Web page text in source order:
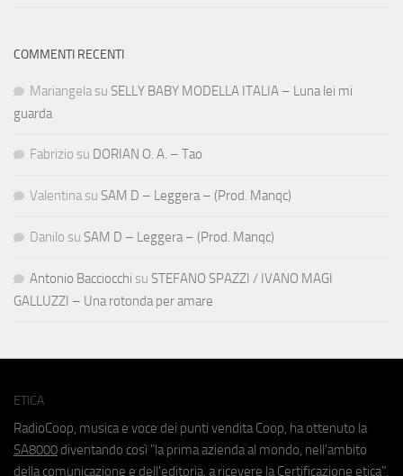
COMMENTI RECENTI
Mariangela su SELLY BABY MODELLA ITALIA – Luna lei mi
guarda
Fabrizio su DORIAN O. A. – Tao
Valentina su SAM D – Leggera – (Prod. Manqc)
Danilo su SAM D – Leggera – (Prod. Manqc)
Antonio Bacciocchi su STEFANO SPAZZI / IVANO MAGI
GALLUZZI – Una rotonda per amare
ETICA
RadioCoop, musica e voce dei punti vendita Coop, ha ottenuto la
SA8000 diventando così "la prima azienda al mondo, nell'ambito
della comunicazione e dell'editoria, a ricevere la Certificazione etica".